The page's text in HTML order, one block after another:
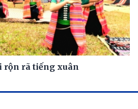
rộn rã tiếng xuân